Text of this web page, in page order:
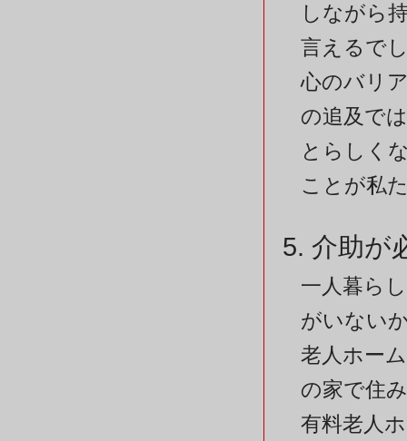
しながら
言えるで
心のバリ
の追及で
とらしく
ことが私
5. 介助が
一人暮ら
がいない
老人ホー
の家で住
有料老人